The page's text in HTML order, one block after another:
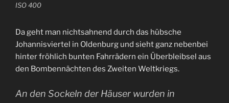
ISO 400
Da geht man nichtsahnend durch das hübsche
Johannisviertel in Oldenburg und sieht ganz nebenbei
hinter fröhlich bunten Fahrrädern ein Überbleibsel aus
den Bombennächten des Zweiten Weltkriegs.
An den Sockeln der Häuser wurden in